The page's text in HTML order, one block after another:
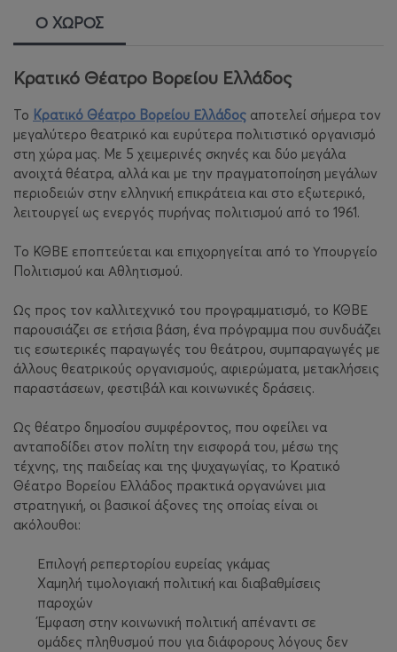
Ο ΧΩΡΟΣ
Κρατικό Θέατρο Βορείου Ελλάδος
Το Κρατικό Θέατρο Βορείου Ελλάδος αποτελεί σήμερα τον
μεγαλύτερο θεατρικό και ευρύτερα πολιτιστικό οργανισμό
στη χώρα μας. Με 5 χειμερινές σκηνές και δύο μεγάλα
ανοιχτά θέατρα, αλλά και με την πραγματοποίηση μεγάλων
περιοδειών στην ελληνική επικράτεια και στο εξωτερικό,
λειτουργεί ως ενεργός πυρήνας πολιτισμού από το 1961.
Το ΚΘΒΕ εποπτεύεται και επιχορηγείται από το Υπουργείο
Πολιτισμού και Αθλητισμού.
Ως προς τον καλλιτεχνικό του προγραμματισμό, το ΚΘΒΕ
παρουσιάζει σε ετήσια βάση, ένα πρόγραμμα που συνδυάζει
τις εσωτερικές παραγωγές του θεάτρου, συμπαραγωγές με
άλλους θεατρικούς οργανισμούς, αφιερώματα, μετακλήσεις
παραστάσεων, φεστιβάλ και κοινωνικές δράσεις.
Ως θέατρο δημοσίου συμφέροντος, που οφείλει να
ανταποδίδει στον πολίτη την εισφορά του, μέσω της
τέχνης, της παιδείας και της ψυχαγωγίας, το Κρατικό
Θέατρο Βορείου Ελλάδος πρακτικά οργανώνει μια
στρατηγική, οι βασικοί άξονες της οποίας είναι οι
ακόλουθοι:
Επιλογή ρεπερτορίου ευρείας γκάμας
Χαμηλή τιμολογιακή πολιτική και διαβαθμίσεις
παροχών
Έμφαση στην κοινωνική πολιτική απέναντι σε
ομάδες πληθυσμού που για διάφορους λόγους δεν